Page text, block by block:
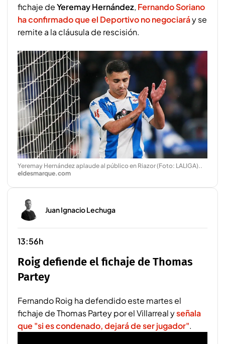
fichaje deYeremay Hernández, Fernando Soriano
ha confirmado que el Deportivo no negociaráy se
remite a la cláusula de rescisión.
Yeremay Hernández aplaude al público en Riazor (Foto: LALIGA)..
eldesmarque.com
Juan Ignacio Lechuga
13:56h
Roig defiende el fichaje de Thomas
Partey
Fernando Roig ha defendido este martes el
fichaje de Thomas Partey por el Villarreal yseñala
que "si es condenado, dejará de ser jugador".